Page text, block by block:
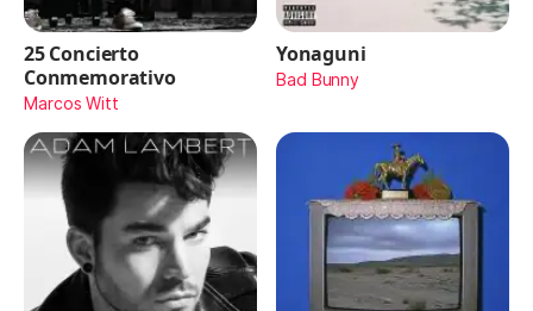
25 Concierto
Conmemorativo
Marcos Witt
Yonaguni
Bad Bunny